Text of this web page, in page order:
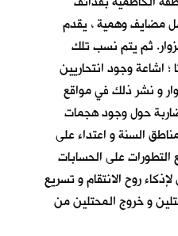
مضايف وهمية ، يقدم
ثم يتم نسب تلك
؛ اشاعة وجود انتحاريين
و نشر ذلك في مواقع
حول وجود هجمات
السنة و اعتداء على
التطورات على الحسابات
روح الانتقام و تسريع
و خروج المحتلين من